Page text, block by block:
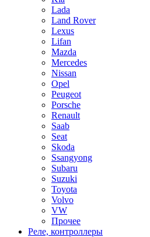
Lada
Land Rover
Lexus
Lifan
Mazda
Mercedes
Nissan
Opel
Peugeot
Porsche
Renault
Saab
Seat
Skoda
Ssangyong
Subaru
Suzuki
Toyota
Volvo
VW
Прочее
Реле, контроллеры